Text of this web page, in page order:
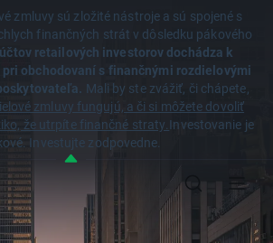
zmluvy sú zložité nástroje a sú spojené s
finančných strát v dôsledku pákového
účtov retailových investorov dochádza k
obchodovaní s finančnými rozdielovými
Mali by ste zvážiť, či chápete,
zmluvy fungujú, a či si môžete dovoliť
že utrpíte finančné straty.Investovanie je
Investujte zodpovedne.